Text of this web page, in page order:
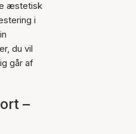
æstetisk
i
du vil
går af
–